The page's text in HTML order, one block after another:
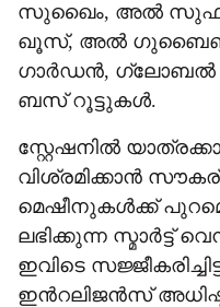
സുഖൈം, അൽ
ഖൂസ്, അൽ ഗുബൈബ,
ഗാർഡൻ, ഗ്ലോബൽ
ബസ് റൂട്ടുകൾ.
സ്റ്റേഷനിൽ
വിശ്രമിക്കാൻ
മെഷീനുകൾക്ക്
ലഭിക്കുന്ന സ്മാർട്ട്
ഇവിടെ
ഇന്‍റലിജൻസ്